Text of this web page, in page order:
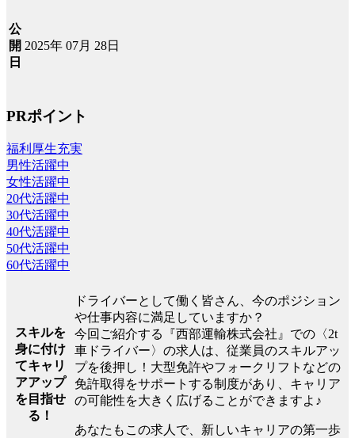
公
開
日
2025年 07月 28日
PRポイント
福利厚生充実
男性活躍中
女性活躍中
20代活躍中
30代活躍中
40代活躍中
50代活躍中
60代活躍中
スキルを
身に付け
てキャリ
アアップ
を目指せ
る！
ドライバーとして働く皆さん、今のポジション
や仕事内容に満足していますか？
今回ご紹介する『西部運輸株式会社』での〈2t
車ドライバー〉の求人は、従業員のスキルアッ
プを後押し！大型免許やフォークリフトなどの
免許取得をサポートする制度があり、キャリア
の可能性を大きく広げることができますよ♪
あなたもこの求人で、新しいキャリアの第一歩